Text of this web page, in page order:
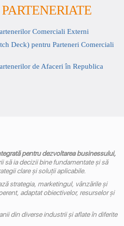
Comerciali Externi
Deck) pentru Parteneri Comerciali
de Afaceri în Republica
pentru dezvoltarea businessului,
să ia decizii bine fundamentate și să
clare și soluții aplicabile.
strategia, marketingul, vânzările și
adaptat obiectivelor, resurselor și
din diverse industrii și aflate în diferite